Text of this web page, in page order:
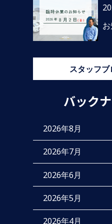
スタッフ
バック
2026年8月
2026年7月
2026年6月
2026年5月
2026年4月